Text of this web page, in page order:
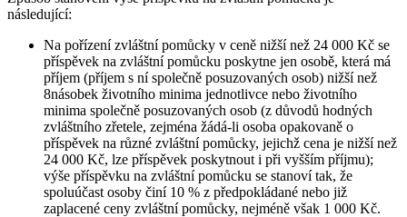
následující:
Na pořízení zvláštní pomůcky v ceně nižší než 24 000 Kč se
příspěvek na zvláštní pomůcku poskytne jen osobě, která má
příjem (příjem s ní společně posuzovaných osob) nižší než
8násobek životního minima jednotlivce nebo životního
minima společně posuzovaných osob (z důvodů hodných
zvláštního zřetele, zejména žádá-li osoba opakovaně o
příspěvek na různé zvláštní pomůcky, jejichž cena je nižší než
24 000 Kč, lze příspěvek poskytnout i při vyšším příjmu);
výše příspěvku na zvláštní pomůcku se stanoví tak, že
spoluúčast osoby činí 10 % z předpokládané nebo již
zaplacené ceny zvláštní pomůcky, nejméně však 1 000 Kč.